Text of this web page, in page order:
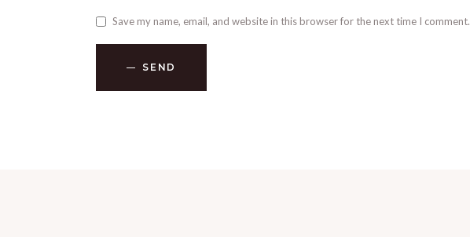
Save my name, email, and website in this browser for the next time I comment.
SEND